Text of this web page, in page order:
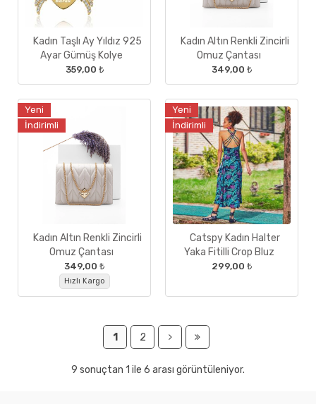
Kadın Taşlı Ay Yıldız 925
Ayar Gümüş Kolye
359,00 ₺
Kadın Altın Renkli Zincirli
Omuz Çantası
349,00 ₺
Kadın Altın Renkli Zincirli
Omuz Çantası
349,00 ₺
Yeni
İndirimli
Hızlı Kargo
Catspy Kadın Halter
Yaka Fitilli Crop Bluz
299,00 ₺
Yeni
İndirimli
1 2
9 sonuçtan 1 ile 6 arası görüntüleniyor.